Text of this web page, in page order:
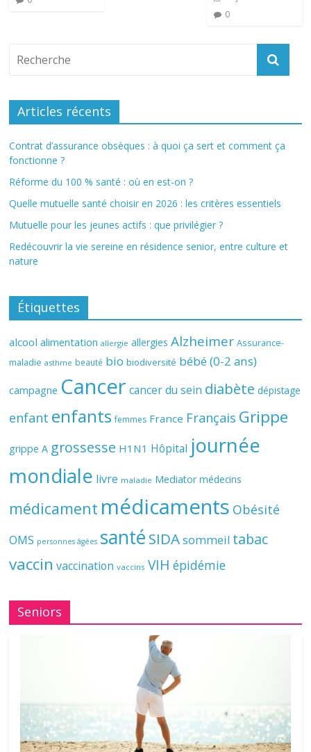
0
Articles récents
Contrat d’assurance obsèques : à quoi ça sert et comment ça
fonctionne ?
Réforme du 100 % santé : où en est-on ?
Quelle mutuelle santé choisir en 2026 : les critères essentiels
Mutuelle pour les jeunes actifs : que privilégier ?
Redécouvrir la vie sereine en résidence senior, entre culture et
nature
Étiquettes
alcool alimentation allergie allergies Alzheimer Assurance-
maladie asthme beauté bio biodiversité bébé (0-2 ans)
campagne Cancer cancer du sein diabète dépistage
enfant enfants femmes France Français Grippe
grippe A grossesse H1N1 Hôpital journée
mondiale livre maladie Mediator médecins
médicament médicaments Obésité
OMS personnes âgées santé SIDAsommeil tabac
vaccin vaccination vaccins VIH épidémie
Seniors